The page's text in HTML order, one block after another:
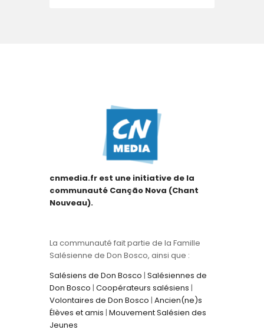
cnmedia.fr est une initiative de la
communauté Canção Nova (Chant
Nouveau).
La communauté fait partie de la Famille
Salésienne de Don Bosco, ainsi que :
Salésiens de Don Bosco | Salésiennes de
Don Bosco | Coopérateurs salésiens |
Volontaires de Don Bosco | Ancien(ne)s
Élèves et amis | Mouvement Salésien des
Jeunes